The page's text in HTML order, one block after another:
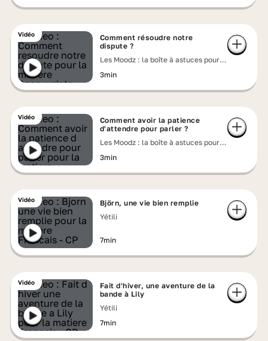
Vidéo
Comment résoudre notre
dispute ?
Les Moodz : la boîte à astuces pour
3min
Vidéo
Comment avoir la patience
d'attendre pour parler ?
Les Moodz : la boîte à astuces pour
3min
Vidéo
Björn, une vie bien remplie
Yétili
7min
Vidéo
Fait d'hiver, une aventure de la
bande à Lily
Yétili
7min